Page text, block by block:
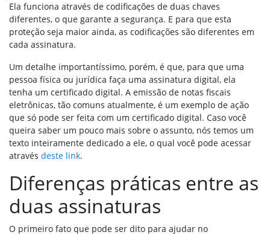
Ela funciona através de codificações de duas chaves
diferentes, o que garante a segurança. E para que esta
proteção seja maior ainda, as codificações são diferentes em
cada assinatura.
Um detalhe importantíssimo, porém, é que, para que uma
pessoa física ou jurídica faça uma assinatura digital, ela
tenha um certificado digital. A emissão de notas fiscais
eletrônicas, tão comuns atualmente, é um exemplo de ação
que só pode ser feita com um certificado digital. Caso você
queira saber um pouco mais sobre o assunto, nós temos um
texto inteiramente dedicado a ele, o qual você pode acessar
através deste link.
Diferenças práticas entre as
duas assinaturas
O primeiro fato que pode ser dito para ajudar no